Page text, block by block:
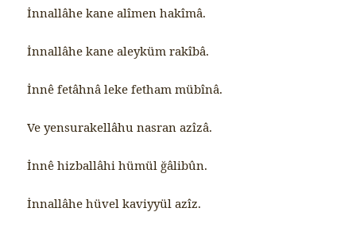
İnnallâhe kane alîmen hakîmâ.
İnnallâhe kane aleyküm rakîbâ.
İnnê fetâhnâ leke fetham mübînâ.
Ve yensurakellâhu nasran azîzâ.
İnnê hizballâhi hümül ğâlibûn.
İnnallâhe hüvel kaviyyül azîz.